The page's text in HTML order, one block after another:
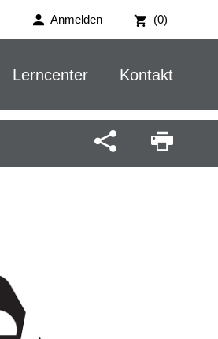
Anmelden (0)
Lerncenter Kontakt